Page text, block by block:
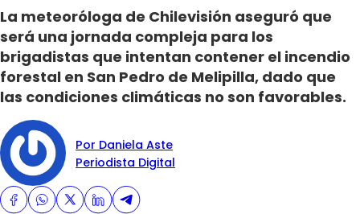
La meteoróloga de Chilevisión aseguró que
será una jornada compleja para los
brigadistas que intentan contener el incendio
forestal en San Pedro de Melipilla, dado que
las condiciones climáticas no son favorables.
Por Daniela Aste
Periodista Digital